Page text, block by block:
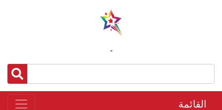
-
القائمة